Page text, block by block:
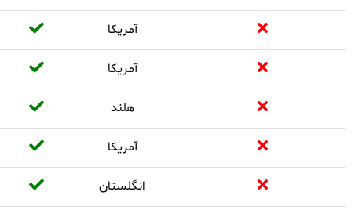
آمریکا
آمریکا
هلند
آمریکا
انگلستان